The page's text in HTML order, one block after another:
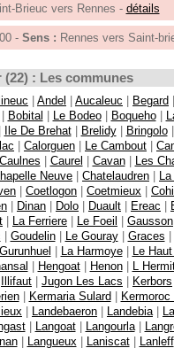
Brieuc vers Rennes - détails
- Sens : Rennes vers Saint-
: Les communes
| Andel | Aucaleuc | Begard |
| Bobital | Le Bodeo| Boqueho|
Ile De Brehat| Brelidy| Bringolo|
| Calorguen | Le Cambout |
Caulnes | Caurel | Cavan| Les
Neuve | Chatelaudren |
| Coetlogon | Coetmieux |
| Dinan | Dolo | Duault | Ereac |
| La Ferriere | Le Foeil | Gausson
| Goudelin| Le Gouray| Graces |
Gurunhuel | La Harmoye| Le
| Hengoat| Henon| L
Illifaut | Jugon Les Lacs | Kerbors
| Kermaria Sulard| Kermoroc
| Landebaeron | Landebia |
| Langoat| Langourla|
| Langueux | Laniscat| Lanleff